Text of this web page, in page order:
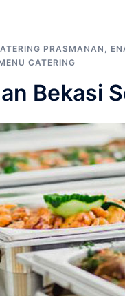
PRASMANAN
CATERING
Bekasi